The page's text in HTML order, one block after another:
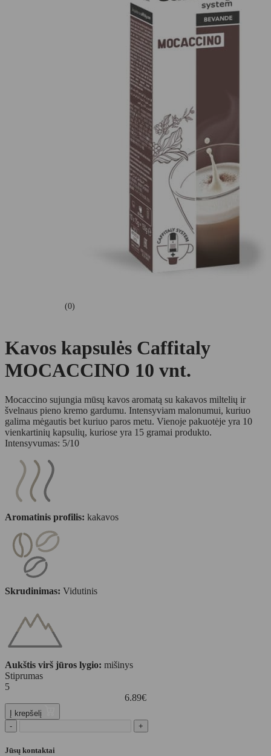
(0)
Kavos kapsulės Caffitaly
MOCACCINO 10 vnt.
Mocaccino sujungia mūsų kavos aromatą su kakavos miltelių ir
švelnaus pieno kremo gardumu. Intensyviam malonumui, kuriuo
galima mėgautis bet kuriuo paros metu. Vienoje pakuotėje yra 10
vienkartinių kapsulių, kuriose yra 15 gramai produkto.
Intensyvumas: 5/10
Aromatinis profilis: kakavos
Skrudinimas: Vidutinis
Aukštis virš jūros lygio: mišinys
Stiprumas
5
6.89€
Į krepšelį
-
+
Jūsų kontaktai